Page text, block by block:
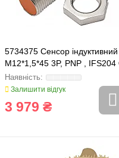
5734375 Сенсор індуктивний
M12*1,5*45 3P, PNP , IFS204
Залишити відгук
3 979 ₴